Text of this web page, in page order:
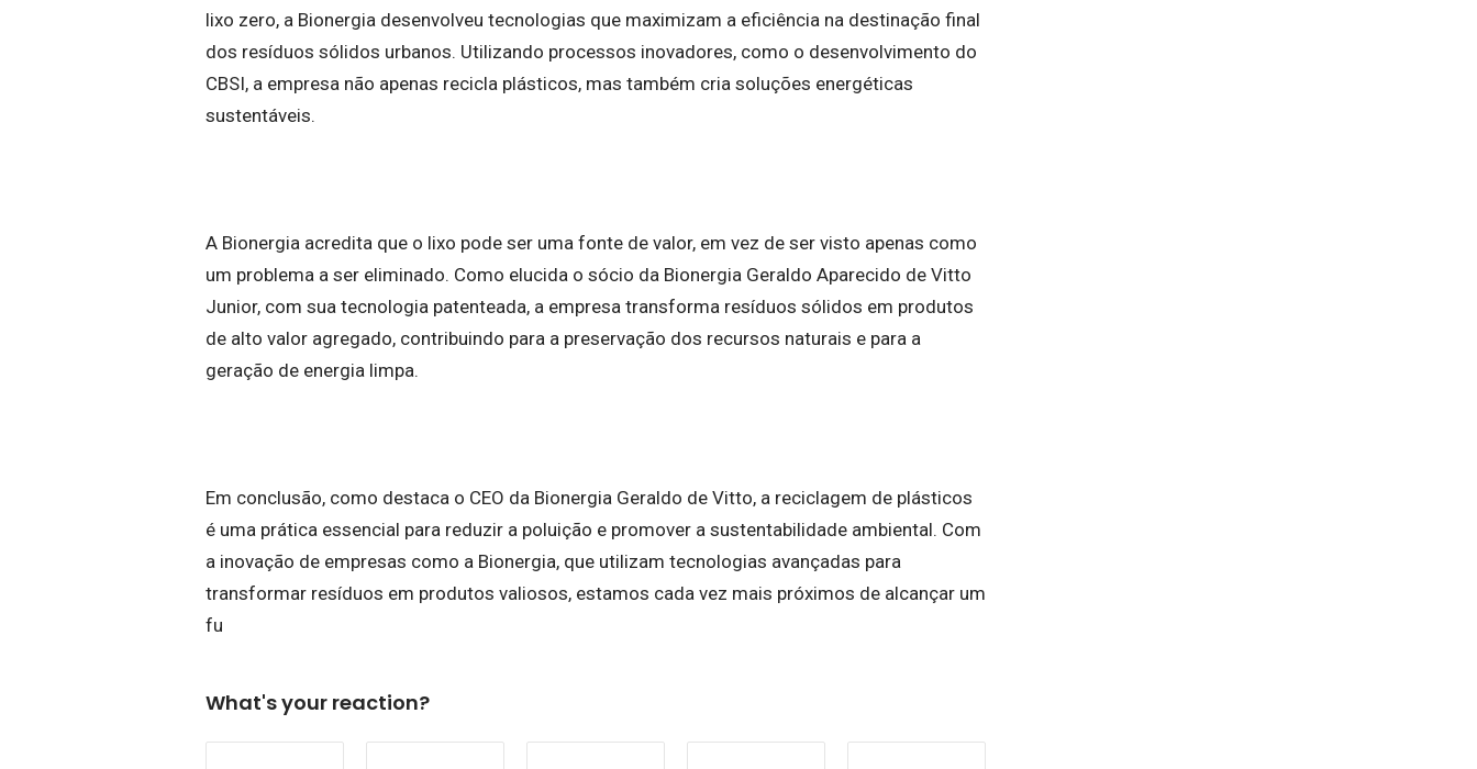
lixo zero, a Bionergia desenvolveu tecnologias que maximizam a eficiência na destinação final
dos resíduos sólidos urbanos. Utilizando processos inovadores, como o desenvolvimento do
CBSI, a empresa não apenas recicla plásticos, mas também cria soluções energéticas
sustentáveis.
A Bionergia acredita que o lixo pode ser uma fonte de valor, em vez de ser visto apenas como
um problema a ser eliminado. Como elucida o sócio da Bionergia Geraldo Aparecido de Vitto
Junior, com sua tecnologia patenteada, a empresa transforma resíduos sólidos em produtos
de alto valor agregado, contribuindo para a preservação dos recursos naturais e para a
geração de energia limpa.
Em conclusão, como destaca o CEO da Bionergia Geraldo de Vitto, a reciclagem de plásticos
é uma prática essencial para reduzir a poluição e promover a sustentabilidade ambiental. Com
a inovação de empresas como a Bionergia, que utilizam tecnologias avançadas para
transformar resíduos em produtos valiosos, estamos cada vez mais próximos de alcançar um
fu
What's your reaction?